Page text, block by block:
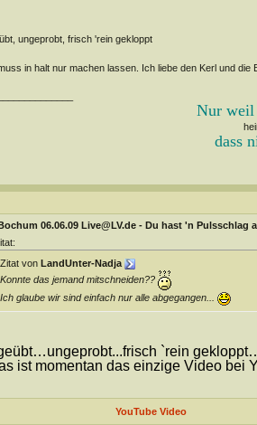
ungeprobt, frisch 'rein gekloppt
in halt nur machen lassen. Ich liebe den Kerl und die
Nur weil
dass
06.06.09 Live@LV.de - Du hast 'n Pulsschlag
Zitat von LandUnter-Nadja
Konnte das jemand mitschneiden??
Ich glaube wir sind einfach nur alle abgegangen...
`rein
ist momentan das einzige Video bei
YouTube Video